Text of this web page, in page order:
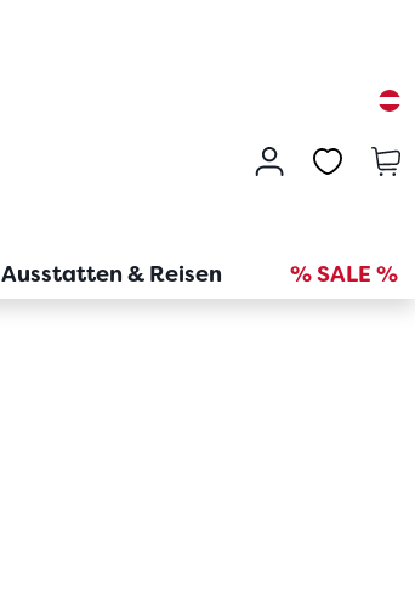
Ausstatten & Reisen % SALE %